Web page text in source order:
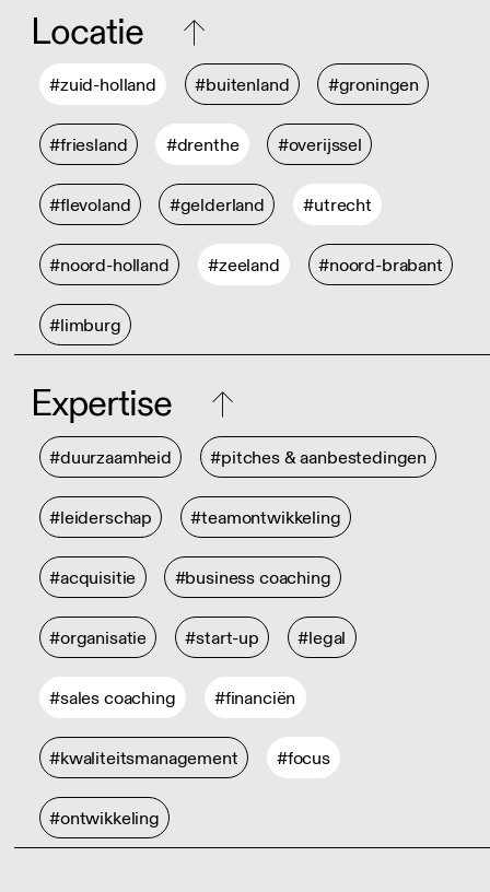
Locatie
#zuid-holland #buitenland #groningen
#friesland #drenthe #overijssel
#flevoland #gelderland #utrecht
#noord-holland #zeeland #noord-brabant
#limburg
Expertise
#duurzaamheid #pitches & aanbestedingen
#leiderschap #teamontwikkeling
#acquisitie #business coaching
#organisatie #start-up #legal
#sales coaching #financiën
#kwaliteitsmanagement #focus
#ontwikkeling